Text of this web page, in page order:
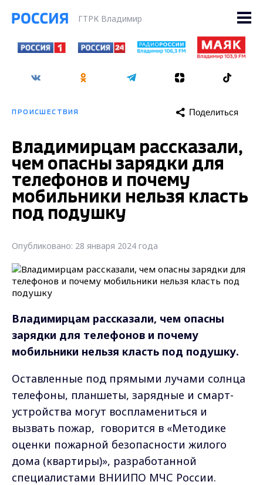
ГТРК Владимир
ПРОИСШЕСТВИЯ Поделиться
Владимирцам рассказали,
чем опасны зарядки для
телефонов и почему
мобильники нельзя класть
под подушку
Опубликовано: 28 января 2024 года
Владимирцам рассказали, чем опасны
зарядки для телефонов и почему
мобильники нельзя класть под подушку.
Оставленные под прямыми лучами солнца
телефоны, планшеты, зарядные и смарт-
устройства могут воспламениться и
вызвать пожар, говорится в «Методике
оценки пожарной безопасности жилого
дома (квартиры)», разработанной
специалистами ВНИИПО МЧС России.